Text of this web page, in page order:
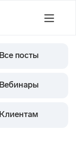
Все посты
Вебинары
Клиентам